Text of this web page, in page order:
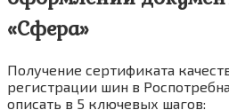
«Сфера»
Получение сертификата
регистрации шин в
описать в 5 ключевых шагов: